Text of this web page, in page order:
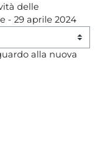
delle
- 29 aprile 2024
alla nuova